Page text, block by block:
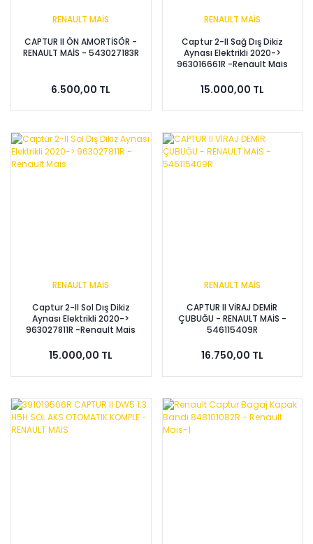
RENAULT MAİS
CAPTUR II ÖN AMORTİSÖR -
RENAULT MAİS - 543027183R
6.500,00 TL
RENAULT MAİS
Captur 2-II Sağ Dış Dikiz
Aynası Elektrikli 2020->
963016661R -Renault Mais
15.000,00 TL
RENAULT MAİS
Captur 2-II Sol Dış Dikiz
Aynası Elektrikli 2020->
963027811R -Renault Mais
15.000,00 TL
RENAULT MAİS
CAPTUR II VİRAJ DEMİR
ÇUBUĞU - RENAULT MAİS -
546115409R
16.750,00 TL